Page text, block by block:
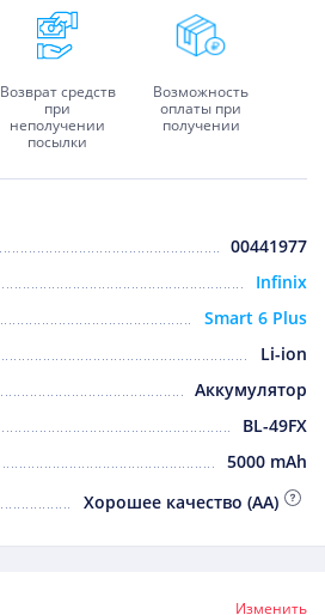
00441977
Infinix
Smart 6 Plus
Li-ion
Аккумулятор
BL-49FX
5000 mAh
Хорошее качество (AA)
Изменить
Возврат средств
при
неполучении
посылки
Возможность
оплаты при
получении